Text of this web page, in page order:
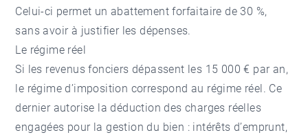
Celui-ci permet un abattement forfaitaire de 30 %,
sans avoir à justifier les dépenses.
Le régime réel
Si les revenus fonciers dépassent les 15 000 € par an,
le régime d’imposition correspond au régime réel. Ce
dernier autorise la déduction des charges réelles
engagées pour la gestion du bien : intérêts d’emprunt,